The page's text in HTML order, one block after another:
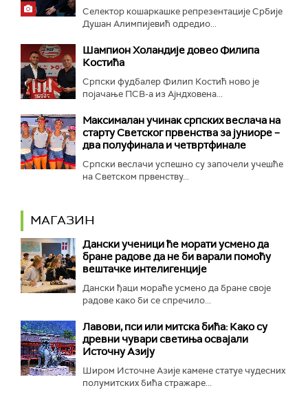
Селектор кошаркашке репрезентације Србије
Душан Алимпијевић одредио...
Шампион Холандије довео Филипа
Костића
Српски фудбалер Филип Костић ново је
појачање ПСВ-а из Ајндховена...
Максималан учинак српских веслача на
старту Светског првенства за јуниоре –
два полуфинала и четвртфинале
Српски веслачи успешно су започели учешће
на Светском првенству...
МАГАЗИН
Дански ученици ће морати усмено да
бране радове да не би варали помоћу
вештачке интелигенције
Дански ђаци мораће усмено да бране своје
радове како би се спречило...
Лавови, пси или митска бића: Како су
древни чувари светиња освајали
Источну Азију
Широм Источне Азије камене статуе чудесних
полумитских бића стражаре...